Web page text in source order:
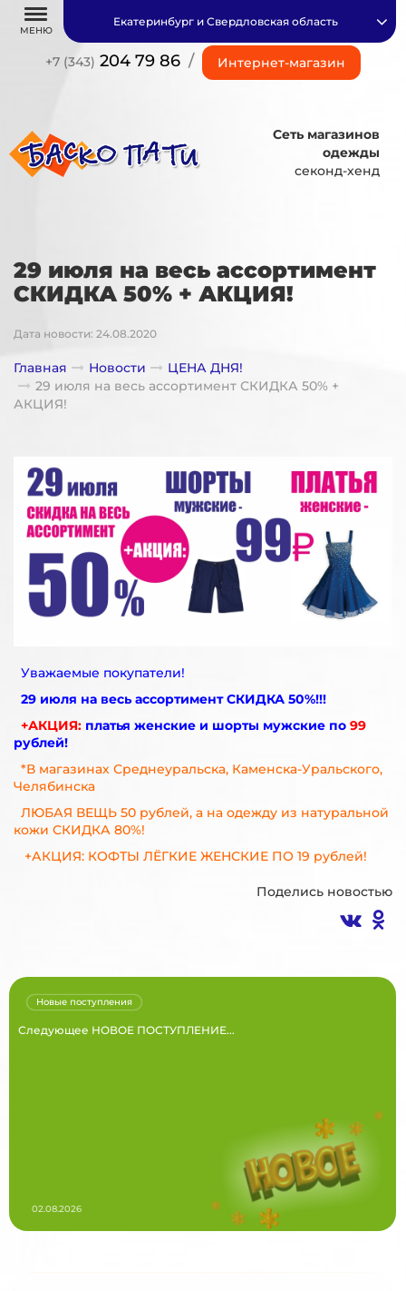
МЕНЮ
+7 (343) 204 79 86 / Интернет-магазин
Екатеринбург и Свердловская область
Сеть магазинов
одежды
секонд-хенд
29 июля на весь ассортимент
СКИДКА 50% + АКЦИЯ!
Дата новости: 24.08.2020
Главная Новости
ЦЕНА ДНЯ!
29 июля на весь ассортимент СКИДКА 50% +
АКЦИЯ!
Уважаемые покупатели!
29 июля на весь ассортимент СКИДКА 50%!!!
+АКЦИЯ: платья женские и шорты мужские по 99
рублей!
*В магазинах Среднеуральска, Каменска-Уральского,
Челябинска
ЛЮБАЯ ВЕЩЬ 50 рублей, а на одежду из натуральной
кожи СКИДКА 80%!
+АКЦИЯ: КОФТЫ ЛЁГКИЕ ЖЕНСКИЕ ПО 19 рублей!
Поделись новостью
Следующее НОВОЕ ПОСТУПЛЕНИЕ...
Новые поступления
02.08.2026